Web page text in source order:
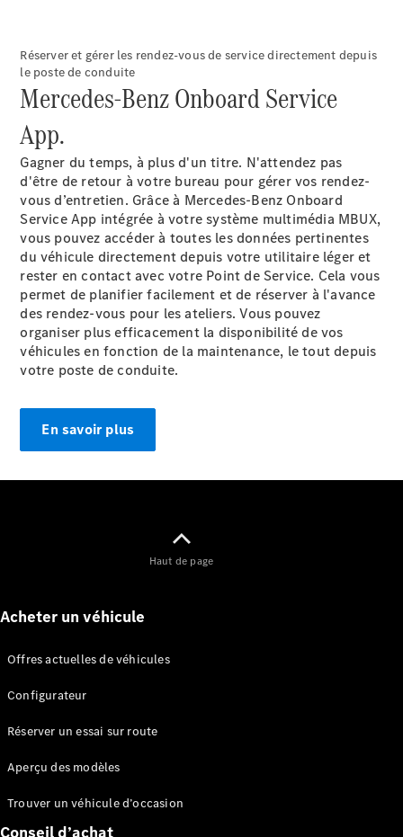
Configurateur
Mercedes-
Benz Store
Citan
Citan
Fourgon
Configurateur
Mercedes-
Benz Store
Marco Polo
Benz Store
Classe V
Configurateur
Mercedes-
Réserver et gérer les rendez-vous de service directement depuis
le poste de conduite
Mercedes-Benz Onboard Service
App.
Gagner du temps, à plus d'un titre. N'attendez pas
d'être de retour à votre bureau pour gérer vos rendez-
vous d’entretien. Grâce à Mercedes-Benz Onboard
Service App intégrée à votre système multimédia MBUX,
vous pouvez accéder à toutes les données pertinentes
du véhicule directement depuis votre utilitaire léger et
rester en contact avec votre Point de Service. Cela vous
permet de planifier facilement et de réserver à l'avance
des rendez-vous pour les ateliers. Vous pouvez
organiser plus efficacement la disponibilité de vos
véhicules en fonction de la maintenance, le tout depuis
votre poste de conduite.
En savoir plus
Haut de page
Acheter un véhicule
Offres actuelles de véhicules
Configurateur
Réserver un essai sur route
Aperçu des modèles
Trouver un véhicule d’occasion
Conseil d’achat